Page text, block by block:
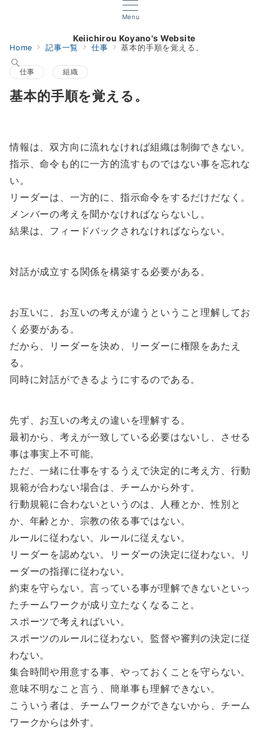
Menu
Keiichirou Koyano's Website
Home 記事一覧 仕事 基本的手順を覚える。
仕事 組織
基本的手順を覚える。
情報は、双方向に流れなければ組織は制御できない。
指示、命令も的に一方的流すものではない事を忘れな
い。
リーダーは、一方的に、指示命令をするだけだなく。
メンバーの考えを聞かなければならないし。
結果は、フィードバックされなければならない。
対話が成立する関係を構築する必要がある。
お互いに、お互いの考えが違うということ理解してお
く必要がある。
だから、リーダーを決め、リーダーに権限をあたえ
る。
同時に対話ができるようにするのである。
先ず、お互いの考えの違いを理解する。
最初から、考えが一致している必要はないし、させる
事は事実上不可能。
ただ、一緒に仕事をするうえで決定的に考え方、行動
規範が合わない場合は、チームから外す。
行動規範に合わないというのは、人種とか、性別と
か、年齢とか、宗教の依る事ではない。
ルールに従わない。ルールに従えない。
リーダーを認めない。リーダーの決定に従わない。リ
ーダーの指揮に従わない。
約束を守らない。言っている事が理解できないといっ
たチームワークが成り立たなくなること。
スポーツで考えればいい。
スポーツのルールに従わない。監督や審判の決定に従
わない。
集合時間や用意する事、やっておくことを守らない。
意味不明なこと言う、簡単事も理解できない。
こういう者は、チームワークができないから、チーム
ワークからは外す。